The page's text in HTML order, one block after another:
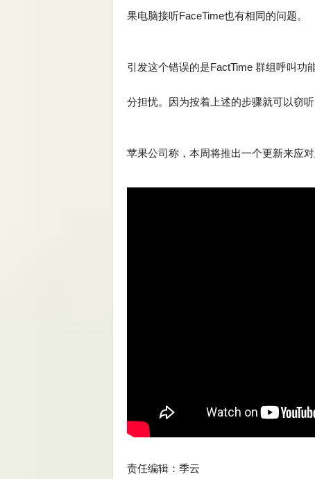
果电脑接听FaceTime也有相同的问题。
引发这个错误的是FactTime 群组呼叫功
分担忧。因为按着上述的步骤就可以窃听
苹果公司称，本周将推出一个更新来应
责任编辑： 季云